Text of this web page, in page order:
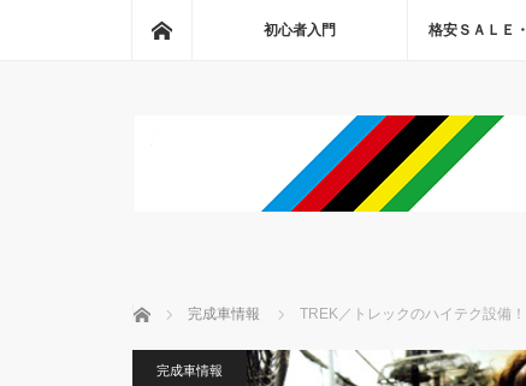
初心者入門 格安ＳＡＬＥ
ホーム 完成車情報 TREK／トレックのハイテク設備
完成車情報